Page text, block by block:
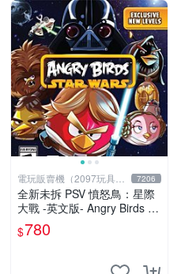
電玩販賣機（2097玩具公
仔舖
7206
全新未拆 PSV 憤怒鳥：星際
大戰 -英文版- Angry Birds St
ar Wars
$780